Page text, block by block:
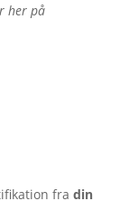
her på
fra din